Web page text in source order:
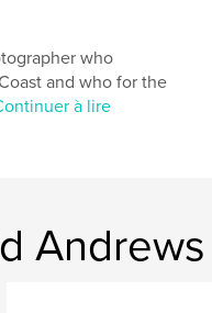
who
and who for the
à lire
Andrews